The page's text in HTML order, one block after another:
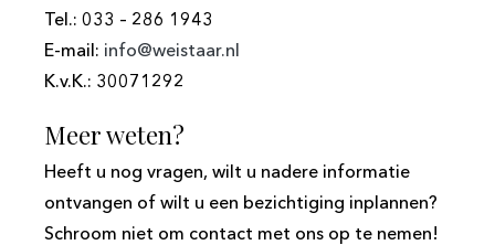
Tel.: 033 – 286 1943
E-mail: info@weistaar.nl
K.v.K.: 30071292
Meer weten?
Heeft u nog vragen, wilt u nadere informatie
ontvangen of wilt u een bezichtiging inplannen?
Schroom niet om contact met ons op te nemen!